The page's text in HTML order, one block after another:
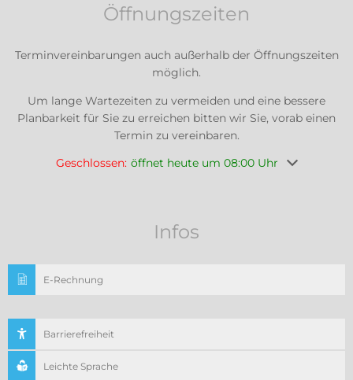
Öffnungszeiten
Terminvereinbarungen auch außerhalb der Öffnungszeiten
möglich.
Um lange Wartezeiten zu vermeiden und eine bessere
Planbarkeit für Sie zu erreichen bitten wir Sie, vorab einen
Termin zu vereinbaren.
Klicken, um weitere Öffnungs- oder Schließzeiten
Geschlossen: öffnet heute um 08:00 Uhr
Infos
E-Rechnung
Barrierefreiheit
Leichte Sprache